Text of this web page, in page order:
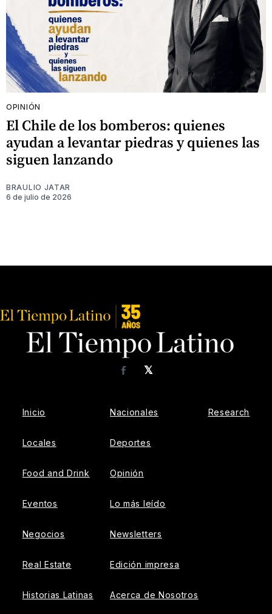
OPINIÓN
El Chile de los bomberos: quienes
ayudan a levantar piedras y quienes las
siguen lanzando
BRAULIO JATAR
6 de julio de 2026
𝕏
Facebook
Inicio
Locales
Food and Drink
Eventos
Negocios
Real Estate
Historias Latinas
Nacionales
Deportes
Opinión
Lo más leído
Newsletters
Edición impresa
Acerca de Nosotros
Research